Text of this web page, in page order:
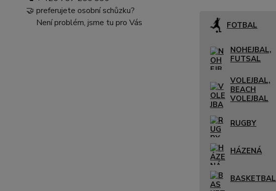
🤝 preferujete osobní schůzku?
Není problém, jsme tu pro Vás
FOTBAL
NOHEJBAL,
FUTSAL
VOLEJBAL,
BEACH
VOLEJBAL
RUGBY
HÁZENÁ
BASKETBAL